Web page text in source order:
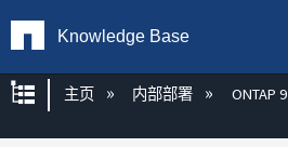
Knowledge Base
扩展/隐缩全局层次
主页 内部部署 ONTAP 9